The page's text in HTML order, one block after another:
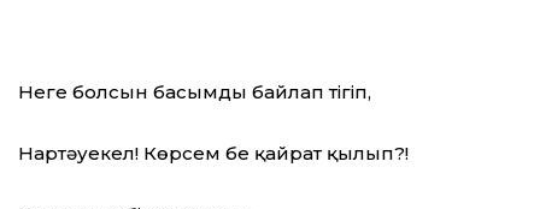
Неге болсын басымды байлап тігіп,
Нартәуекел! Көрсем бе қайрат қылып?!